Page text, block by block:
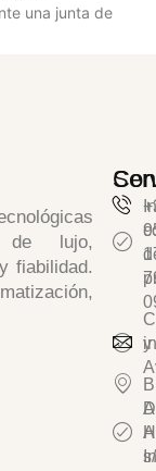
una junta de
de lujo,
fiabilidad.
y